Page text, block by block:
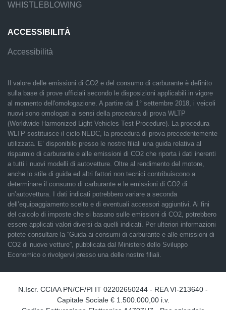
WHISTLEBLOWING
ACCESSIBILITÀ
Accessibilità
Il valore delle emissioni di CO2 e del consumo di carburante è definito
sulla base di prove ufficiali secondo le disposizioni applicabili in vigore
al momento dell'omologazione. A partire dal 1° settembre 2018, i veicoli
nuovi sono omologati ai sensi della procedura di prova WLTP
(Worldwide Harmonized Light Vehicles Test Procedure). La procedura
WLTP sostituisce il ciclo NEDC, la procedura di prova precedentemente
utilizzata. E’ disponibile presso le nostre filiali una guida relativa al
risparmio di carburante e alle emissioni di CO2 che riporta i dati inerenti
a tutti i nuovi modelli di autovetture. Oltre al rendimento del motore,
anche lo stile di guida ed altri fattori non tecnici contribuiscono a
determinare il consumo di carburante e le emissioni di CO2 di
un’autovettura. I dati indicati potrebbero variare a seconda
dell’equipaggiamento scelto e di eventuali accessori aggiuntivi. Ai fini
del calcolo di imposte che si basano sulle emissioni di CO2, potrebbero
essere applicati valori diversi da quelli indicati. Per ulteriori informazioni
potete consultare la “Guida ai consumi di carburante e alle emissioni di
CO2 di nuove vetture”, pubblicata dal Ministero dello Sviluppo
Economico o rivolgervi presso una delle nostre filiali.
N.Iscr. CCIAA PN/CF/PI IT 02202650244 - REA VI-213640 -
Capitale Sociale € 1.500.000,00 i.v.